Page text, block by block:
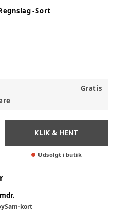
- Sort
Gratis
KLIK & HENT
Udsolgt i butik
kort